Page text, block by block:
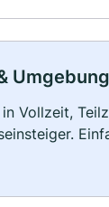
Vollzeit,